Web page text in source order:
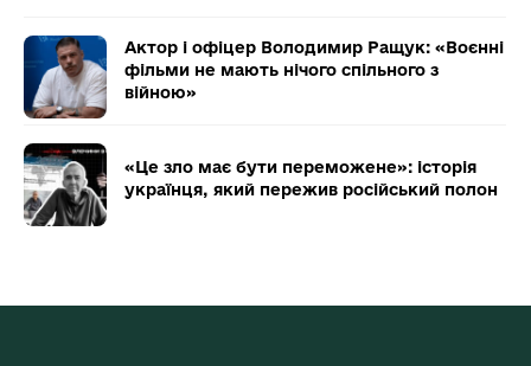
Актор і офіцер Володимир Ращук: «Воєнні
фільми не мають нічого спільного з
війною»
«Це зло має бути переможене»: історія
українця, який пережив російський полон